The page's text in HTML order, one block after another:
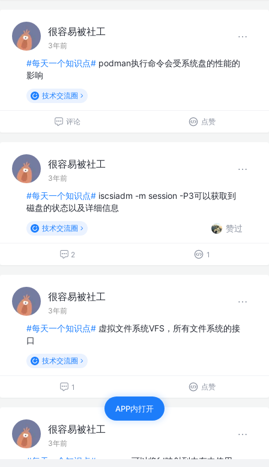
很容易被社工
3年前
#每天一个知识点# podman执行命令会受系统盘的性能的
影响
技术交流圈
评论 点赞
很容易被社工
3年前
#每天一个知识点# iscsiadm -m session -P3可以获取到
磁盘的状态以及详细信息
技术交流圈 赞过
2 1
很容易被社工
3年前
#每天一个知识点# 虚拟文件系统VFS，所有文件系统的接
口
技术交流圈
1 点赞
很容易被社工
3年前
#每天一个知识点# mmap，可以将fd映射到内存中使用
APP内打开